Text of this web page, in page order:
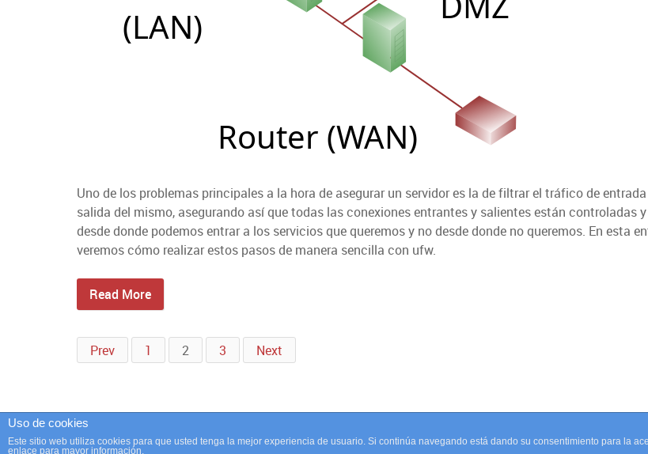
Uno de los problemas principales a la hora de asegurar un servidor es la de filtrar el tráfico de
salida del mismo, asegurando así que todas las conexiones entrantes y salientes están controladas
desde donde podemos entrar a los servicios que queremos y no desde donde no queremos. En esta
veremos cómo realizar estos pasos de manera sencilla con ufw.
Read More
Prev 1 2 3 Next
© 2026
Uso de cookies
Este sitio web utiliza cookies para que usted tenga la mejor experiencia de usuario. Si continúa navegando está dando su consentimiento para la
enlace para mayor información.